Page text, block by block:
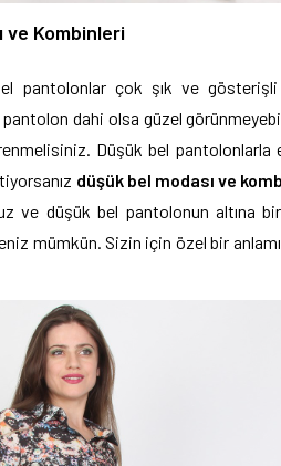
ve Kombinleri
pantolonlar çok şık ve
dahi olsa güzel
Düşük bel pantolonlarla
düşük bel modası ve
ve düşük bel pantolonun altına
mümkün. Sizin için özel bir